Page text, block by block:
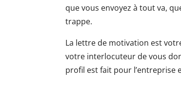
que vous envoyez à tout va,
trappe.
La lettre de motivation est
votre interlocuteur de vous
profil est fait pour l’entreprise